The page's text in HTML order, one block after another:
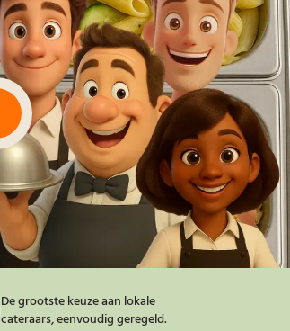
De grootste keuze aan lokale
cateraars, eenvoudig geregeld.